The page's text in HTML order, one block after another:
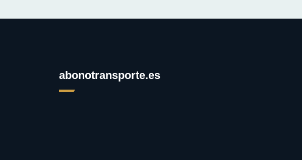
abonotransporte.es